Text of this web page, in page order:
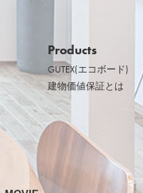
Products
GUTEX(エコボード)
建物価値保証とは